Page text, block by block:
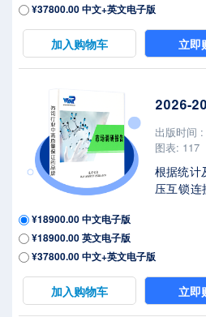
地区层面
变化较快
元，约
到 百万
格局带
入解析
对电动汽
势、区域
在影响...
¥37800.00 中文+英文电子版
加入购物车 立即
2026-
出版时间
图表: 117
根据统计
压互锁
看，中国
2025年市
球的 %
元，届时
¥18900.00 中文电子版
¥18900.00 英文电子版
¥37800.00 中文+英文电子版
加入购物车 立即